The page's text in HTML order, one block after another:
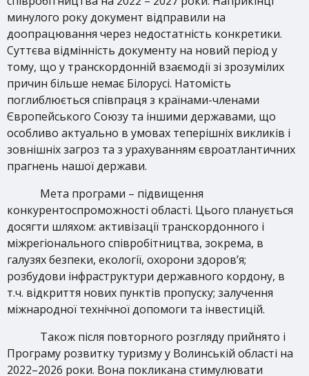
минулого року документ відправили на
доопрацювання через недостатність конкретики.
Суттєва відмінність документу на новий період у
тому, що у транскордонній взаємодії зі зрозумілих
причин більше немає Білорусі. Натомість
поглиблюється співпраця з країнами-членами
Європейського Союзу та іншими державами, що
особливо актуально в умовах теперішніх викликів і
зовнішніх загроз та з урахуванням євроатлантичних
прагнень нашої держави.
Мета програми – підвищення
конкурентоспроможності області. Цього планується
досягти шляхом: активізації транскордонного і
міжрегіонального співробітництва, зокрема, в
галузях безпеки, екології, охорони здоров’я;
розбудови інфраструктури державного кордону, в
т.ч. відкриття нових пунктів пропуску; залучення
міжнародної технічної допомоги та інвестицій.
Також після повторного розгляду прийнято і
Програму розвитку туризму у Волинській області на
2022–2026 роки. Вона покликана стимулювати